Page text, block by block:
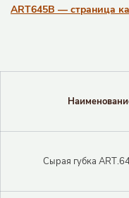
Таблицы с
ART645B — страница
Сырая губка